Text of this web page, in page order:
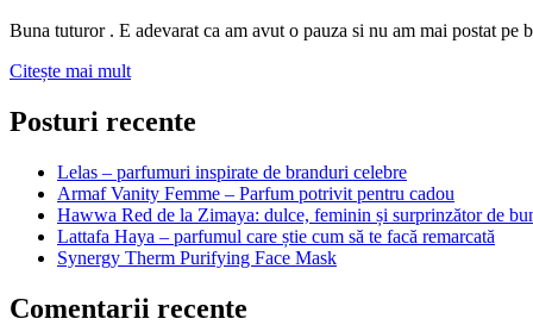
Buna tuturor . E adevarat ca am avut o pauza si nu am mai postat
Citește mai multLove
planet
gel
de
dus
si
lotiune
corp
Posturi recente
Lelas – parfumuri inspirate de branduri celebre
Armaf Vanity Femme – Parfum potrivit pentru cadou
Hawwa Red de la Zimaya: dulce, feminin și surprinzător de
Lattafa Haya – parfumul care știe cum să te facă remarcată
Synergy Therm Purifying Face Mask
Comentarii recente